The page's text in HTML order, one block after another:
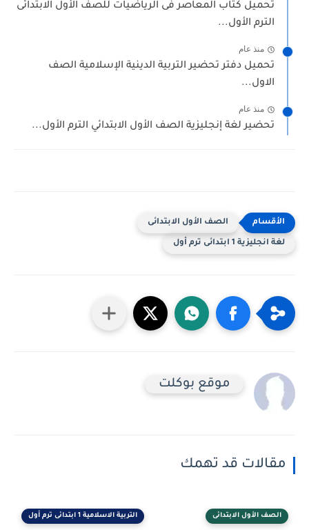
تحميل كتاب المعاصر فى الرياضيات للصف الأول الابتدائى
الترم الأول...
منذ عام
تحميل دفتر تحضير التربية الدينية الإسلامية الصف
الاول...
منذ عام
تحضير لغة إنجليزية الصف الأول الابتدائي الترم الأول...
الصف الأول الابتدائى
لغة انجليزية 1 ابتدائى ترم أول
موقع بوكلت
مقالات قد تهمك
الصف الأول الابتدائى التربية الاسلامية 1 ابتدائى ترم أول